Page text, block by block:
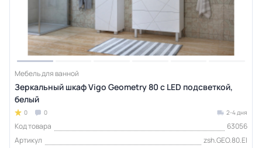
Мебель для ванной
Зеркальный шкаф Vigo Geometry 80 с LED подсветкой,
белый
0 0 2-4 дня
Код товара
63056
Артикул
zsh.GEO.80.El